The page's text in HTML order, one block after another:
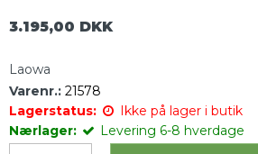
3.195,00 DKK
Laowa
Varenr.: 21578
Lagerstatus:
Ikke på lager i butik
Nærlager:
Levering 6-8 hverdage